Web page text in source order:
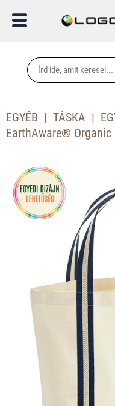
EGYÉB TÁSKA
EarthAware® Organic